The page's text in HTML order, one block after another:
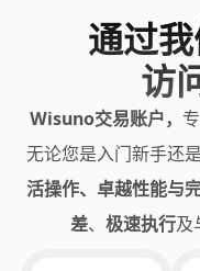
通过
访
Wisuno交易账户，
无论您是入门新手还
活操作、卓越性能与
差、 极速执行及